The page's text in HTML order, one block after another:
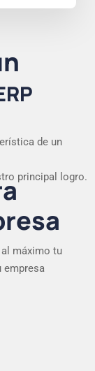
de un
principal logro.
máximo tu
empresa